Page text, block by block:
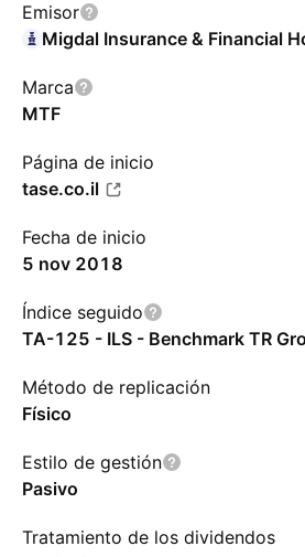
Emisor
Migdal Insurance & Financial
Marca
MTF
Página de inicio
tase.co.il
Fecha de inicio
5 nov 2018
Índice seguido
TA-125 - ILS - Benchmark TR
Método de replicación
Físico
Estilo de gestión
Pasivo
Tratamiento de los dividendos